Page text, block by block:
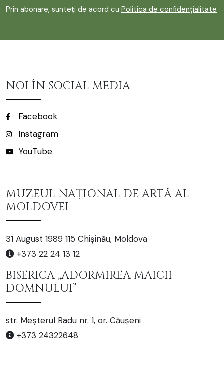
Prin abonare, sunteți de acord cu Politica de confidențialitate
NOI ÎN SOCIAL MEDIA
Facebook
Instagram
YouTube
MUZEUL NAȚIONAL DE ARTĂ AL
MOLDOVEI
31 August 1989 115 Chișinău, Moldova
+373 22 24 13 12
BISERICA „ADORMIREA MAICII
DOMNULUI”
str. Meșterul Radu nr. 1, or. Căușeni
+373 24322648